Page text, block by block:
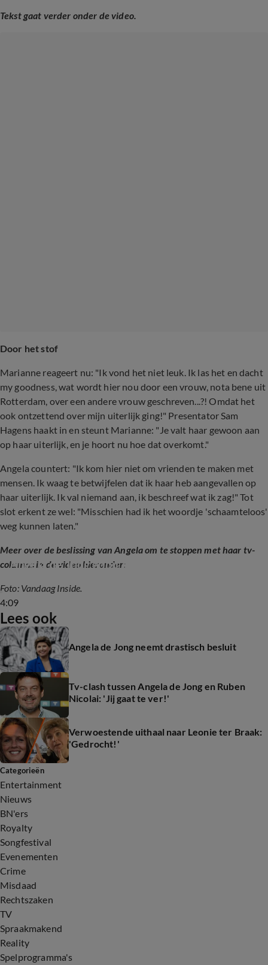
Tekst gaat verder onder de video.
Door het stof
Marianne reageert nu: "Ik vond het niet leuk. Ik las het en dacht
my goodness, wat wordt hier nou door een vrouw, nota bene uit
Rotterdam, over een andere vrouw geschreven...?! Omdat het
ook ontzettend over mijn uiterlijk ging!" Presentator Sam
Hagens haakt in en steunt Marianne: "Je valt haar gewoon aan
op haar uiterlijk, en je hoort nu hoe dat overkomt."
Angela countert: "Ik kom hier niet om vrienden te maken met
mensen. Ik waag te betwijfelen dat ik haar heb aangevallen op
haar uiterlijk. Ik val niemand aan, ik beschreef wat ik zag!" Tot
slot erkent ze wel: "Misschien had ik het woordje 'schaamteloos'
weg kunnen laten."
Meer over de beslissing van Angela om te stoppen met haar tv-
columns in de video hieronder:
4:09
Angela de Jong gooit het roer om
Foto: Vandaag Inside.
Lees ook
Angela de Jong neemt drastisch besluit
Tv-clash tussen Angela de Jong en Ruben
Nicolai: 'Jij gaat te ver!'
Verwoestende uithaal naar Leonie ter Braak:
'Gedrocht!'
Categorieën
Entertainment
Nieuws
BN'ers
Royalty
Songfestival
Evenementen
Crime
Misdaad
Rechtszaken
TV
Spraakmakend
Reality
Spelprogramma's